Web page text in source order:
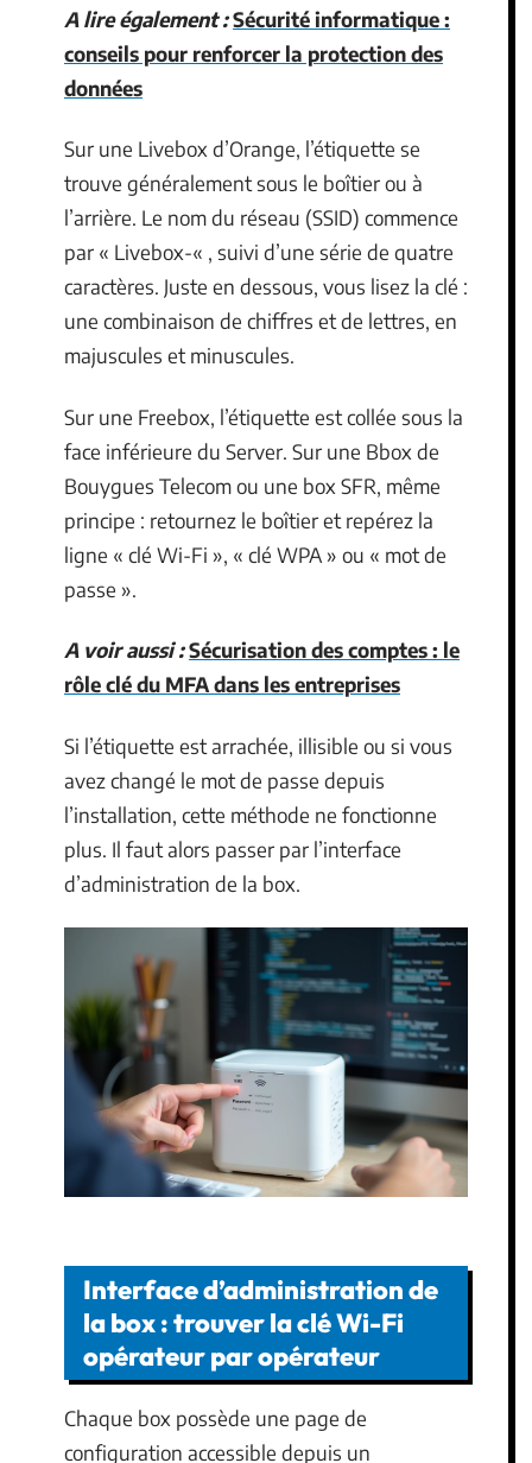
A lire également :Sécurité informatique :
conseils pour renforcer la protection des
données
Sur une Livebox d’Orange, l’étiquette se
trouve généralement sous le boîtier ou à
l’arrière. Le nom du réseau (SSID) commence
par « Livebox-« , suivi d’une série de quatre
caractères. Juste en dessous, vous lisez la clé :
une combinaison de chiffres et de lettres, en
majuscules et minuscules.
Sur une Freebox, l’étiquette est collée sous la
face inférieure du Server. Sur une Bbox de
Bouygues Telecom ou une box SFR, même
principe : retournez le boîtier et repérez la
ligne « clé Wi-Fi », « clé WPA » ou « mot de
passe ».
A voir aussi :Sécurisation des comptes : le
rôle clé du MFA dans les entreprises
Si l’étiquette est arrachée, illisible ou si vous
avez changé le mot de passe depuis
l’installation, cette méthode ne fonctionne
plus. Il faut alors passer par l’interface
d’administration de la box.
Interface d’administration de
la box : trouver la clé Wi-Fi
opérateur par opérateur
Chaque box possède une page de
configuration accessible depuis un